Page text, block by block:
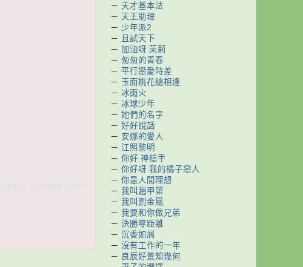
－ 天才基本法
－ 天王助理
－ 少年派2
－ 且試天下
－ 加油呀 茉莉
－ 匆匆的青春
－ 平行戀愛時差
－ 玉面桃花總相逢
－ 冰雨火
－ 冰球少年
－ 她們的名字
－ 好好說話
－ 安娜的愛人
－ 江照黎明
－ 你好 神槍手
－ 你好呀 我的橘子戀人
－ 你是人間理想
－ 我叫趙甲第
－ 我叫劉金鳳
－ 我要和你做兄弟
－ 決勝零距離
－ 沉香如屑
－ 沒有工作的一年
－ 良辰好景知幾何